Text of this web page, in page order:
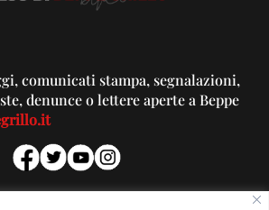
comunicati stampa, segnalazioni,
denunce o lettere aperte a Beppe